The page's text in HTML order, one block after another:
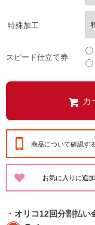
特殊加工
スピード仕立て券
商品について確認す
・オリコ12回分割払い